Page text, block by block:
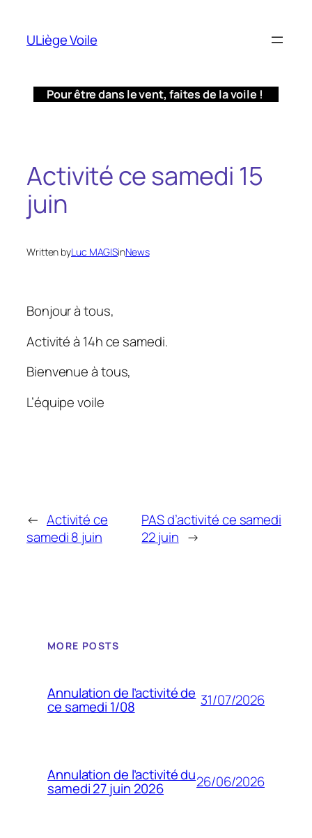
contenu
ULiège Voile
Pour être dans le vent, faites de la voile !
Activité ce samedi 15
juin
Written byLuc MAGISinNews
Bonjour à tous,
Activité à 14h ce samedi.
Bienvenue à tous,
L’équipe voile
← Activité ce
samedi 8 juin
PAS d’activité ce samedi
22 juin →
MORE POSTS
Annulation de l’activité de
ce samedi 1/08 31/07/2026
Annulation de l’activité du
samedi 27 juin 2026 26/06/2026